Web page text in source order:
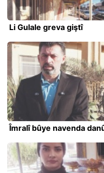
Li Gulale greva giştî
Îmralî bûye navenda